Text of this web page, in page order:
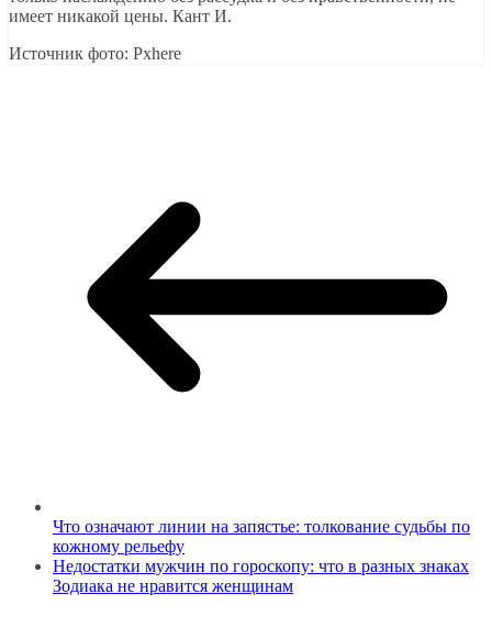
имеет никакой цены. Кант И.
Источник фото: Pxhere
Что означают линии на запястье: толкование судьбы по
кожному рельефу
Недостатки мужчин по гороскопу: что в разных знаках
Зодиака не нравится женщинам